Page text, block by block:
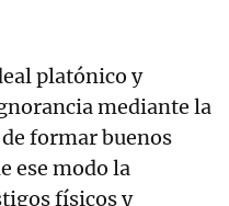
platónico y
mediante la
formar buenos
ese modo la
físicos y